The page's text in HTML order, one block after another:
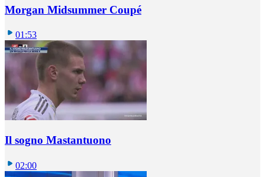
Morgan Midsummer Coupé
01:53
Il sogno Mastantuono
02:00